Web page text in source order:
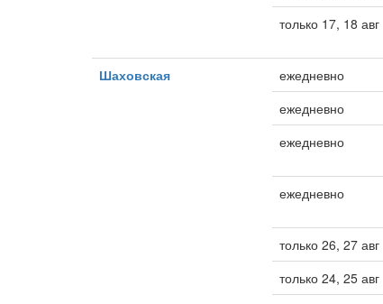
только 17, 18 авг
Шаховская ежедневно
ежедневно
ежедневно
ежедневно
только 26, 27 авг
только 24, 25 авг